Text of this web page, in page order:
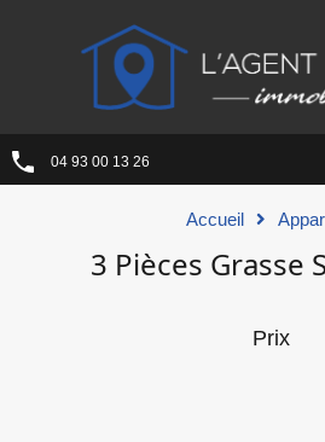
04 93 00 13 26
Accueil
3 Pièces Grasse
Prix